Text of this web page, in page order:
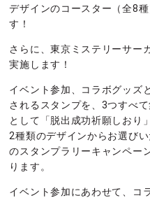
デザインのコースター（全8
す！
さらに、東京ミステリーサー
実施します！
イベント参加、コラボグッズ
されるスタンプを、3つすべ
として「脱出成功祈願しおり
2種類のデザインからお選び
のスタンプラリーキャンペー
ります。
イベント参加にあわせて、コ